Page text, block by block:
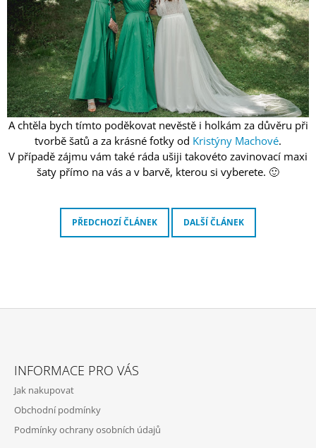
A chtěla bych tímto poděkovat nevěstě i holkám za důvěru při
tvorbě šatů a za krásné fotky od Kristýny Machové.
V případě zájmu vám také ráda ušiji takovéto zavinovací maxi
šaty přímo na vás a v barvě, kterou si vyberete. 🙂
PŘEDCHOZÍ ČLÁNEK DALŠÍ ČLÁNEK
INFORMACE PRO VÁS
Jak nakupovat
Obchodní podmínky
Podmínky ochrany osobních údajů